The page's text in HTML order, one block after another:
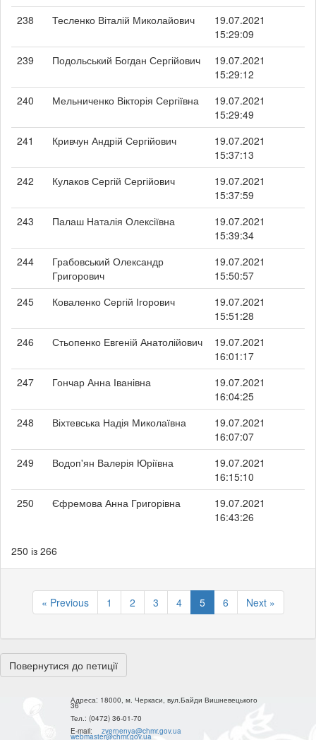
238
Тесленко Віталій Миколайович
19.07.2021
15:29:09
239
Подольський Богдан Сергійович
19.07.2021
15:29:12
240
Мельниченко Вікторія Сергіївна
19.07.2021
15:29:49
241
Кривчун Андрій Сергійович
19.07.2021
15:37:13
242
Кулаков Сергій Сергійович
19.07.2021
15:37:59
243
Палаш Наталія Олексіївна
19.07.2021
15:39:34
244
Грабовський Олександр
Григорович
19.07.2021
15:50:57
245
Коваленко Сергій Ігорович
19.07.2021
15:51:28
246
Стьопенко Евгеній Анатолійович
19.07.2021
16:01:17
247
Гончар Анна Іванівна
19.07.2021
16:04:25
248
Віхтевська Надія Миколаївна
19.07.2021
16:07:07
249
Водоп'ян Валерія Юріївна
19.07.2021
16:15:10
250
Єфремова Анна Григорівна
19.07.2021
16:43:26
250 із 266
« Previous 1 2 3 4 5 6 Next »
Повернутися до петиції
Адреса: 18000, м. Черкаси, вул.Байди Вишневецького
36
Тел.: (0472) 36-01-70
E-mail:
zvernenya@chmr.gov.ua
webmaster@chmr.gov.ua